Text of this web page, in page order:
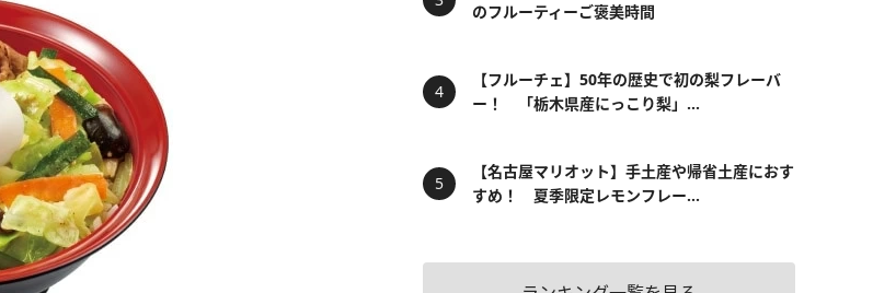
のフルーティーご褒美時間
【フルーチェ】50年の歴史で初の梨フレーバ
ー！ 「栃木県産にっこり梨」...
【名古屋マリオット】手土産や帰省土産におす
すめ！ 夏季限定レモンフレー...